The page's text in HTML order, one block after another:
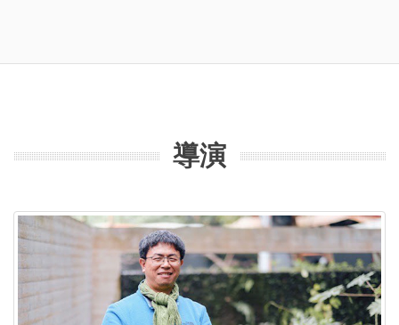
導演